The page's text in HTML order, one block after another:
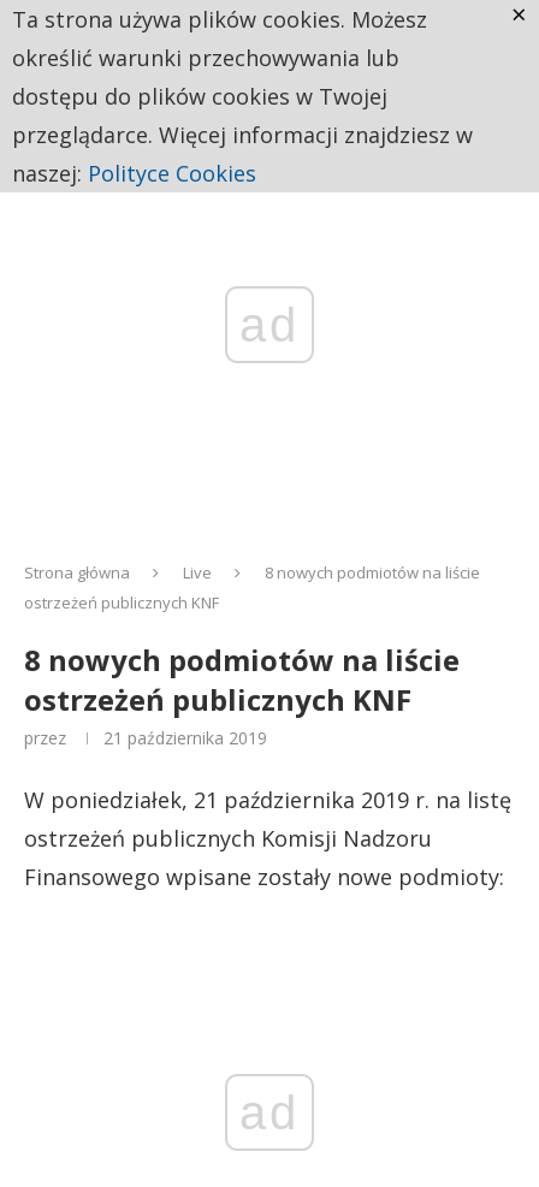
ad
Strona główna Live
8 nowych podmiotów na liście
ostrzeżeń publicznych KNF
8 nowych podmiotów na liście
ostrzeżeń publicznych KNF
przez 21 października 2019
W poniedziałek, 21 października 2019 r. na listę
ostrzeżeń publicznych Komisji Nadzoru
Finansowego wpisane zostały nowe podmioty:
ad
Ta strona używa plików cookies. Możesz
określić warunki przechowywania lub
dostępu do plików cookies w Twojej
przeglądarce. Więcej informacji znajdziesz w
naszej: Polityce Cookies
×